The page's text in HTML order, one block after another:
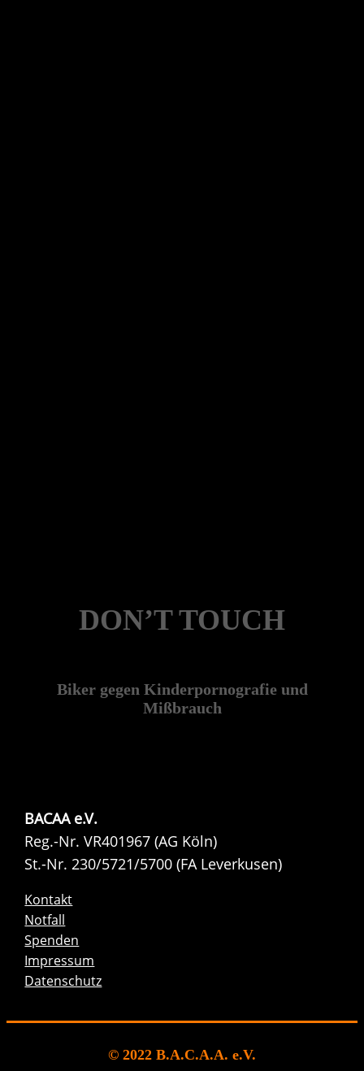
DON’T TOUCH
Biker gegen Kinderpornografie und
Mißbrauch
BACAA e.V.
Reg.-Nr. VR401967 (AG Köln)
St.-Nr. 230/5721/5700 (FA Leverkusen)
Kontakt
Notfall
Spenden
Impressum
Datenschutz
© 2022 B.A.C.A.A. e.V.